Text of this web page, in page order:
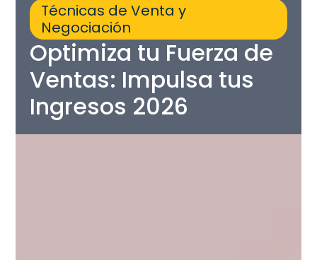
Técnicas de Venta y
Negociación
Optimiza tu Fuerza de
Ventas: Impulsa tus
Ingresos 2026